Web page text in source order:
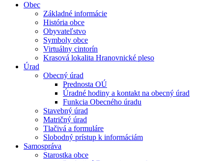
Obec
Základné informácie
História obce
Obyvateľstvo
Symboly obce
Virtuálny cintorín
Krasová lokalita Hranovnické pleso
Úrad
Obecný úrad
Prednosta OÚ
Úradné hodiny a kontakt na obecný úrad
Funkcia Obecného úradu
Stavebný úrad
Matričný úrad
Tlačivá a formuláre
Slobodný prístup k informáciám
Samospráva
Starostka obce